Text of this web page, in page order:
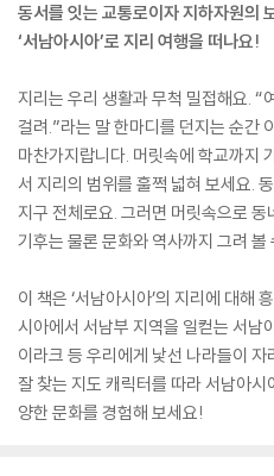
동서를 잇는 교통로이자 지하자원의
‘서남아시아’로 지리 여행을 떠나요!
지리는 우리 생활과 무척 밀접해요. “
걸려.”라는 말 한마디를 던지는 순간
마찬가지랍니다. 머릿속에 학교까지
서 지리의 범위를 훌쩍 넓혀 보세요.
지구 전체로요. 그러면 머릿속으로
기후는 물론 문화와 역사까지 그려 볼
이 책은 ‘서남아시아’의 지리에 대해
시아에서 서남부 지역을 일컫는 서남
이라크 등 우리에게 낯선 나라들이
잘 찾는 지도 캐릭터를 따라 서남아
양한 문화를 경험해 보세요!